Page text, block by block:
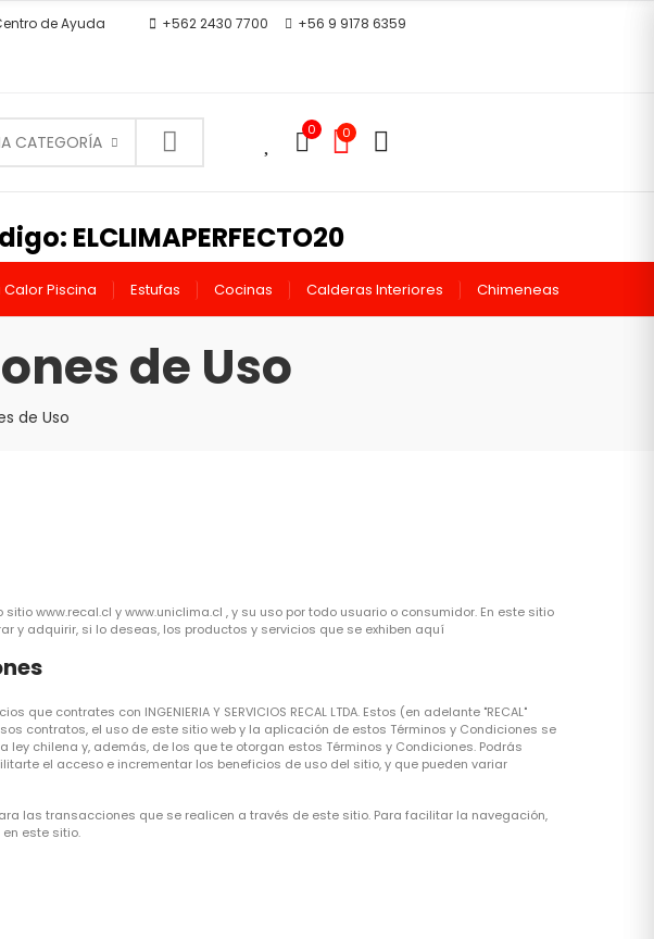
de Ayuda +562 2430 7700 +56 9 9178 6359
CATEGORÍA
0 0
ELCLIMAPERFECTO20
Piscina Estufas Cocinas Calderas Interiores Chimeneas
de Uso
de Uso
sitio www.recal.cl y www.uniclima.cl , y su uso por todo usuario o consumidor. En este sitio
y adquirir, si lo deseas, los productos y servicios que se exhiben aquí
contrates con INGENIERIA Y SERVICIOS RECAL LTDA. Estos (en adelante "RECAL"
contratos, el uso de este sitio web y la aplicación de estos Términos y Condiciones se
chilena y, además, de los que te otorgan estos Términos y Condiciones. Podrás
el acceso e incrementar los beneficios de uso del sitio, y que pueden variar
las transacciones que se realicen a través de este sitio. Para facilitar la navegación,
este sitio.